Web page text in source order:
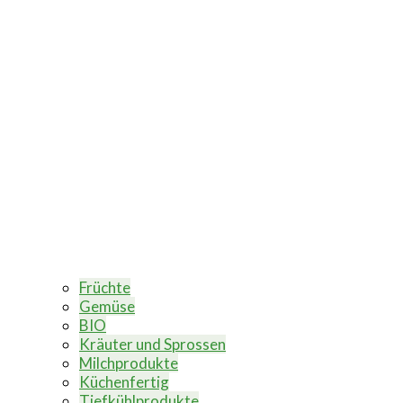
Früchte
Gemüse
BIO
Kräuter und Sprossen
Milchprodukte
Küchenfertig